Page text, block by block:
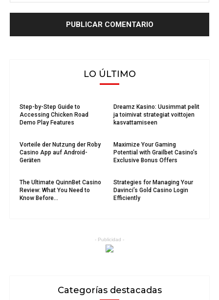
LO ÚLTIMO
Step-by-Step Guide to
Accessing Chicken Road
Demo Play Features
Dreamz Kasino: Uusimmat pelit
ja toimivat strategiat voittojen
kasvattamiseen
Vorteile der Nutzung der Roby
Casino App auf Android-
Geräten
Maximize Your Gaming
Potential with Grailbet Casino’s
Exclusive Bonus Offers
The Ultimate QuinnBet Casino
Review: What You Need to
Know Before...
Strategies for Managing Your
Davinci’s Gold Casino Login
Efficiently
- Publicidad -
Categorías destacadas